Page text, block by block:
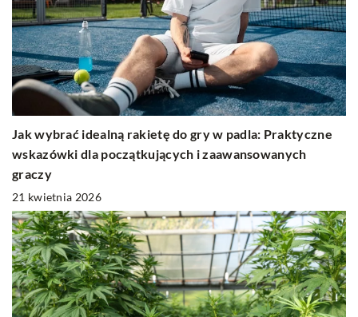
Jak wybrać idealną rakietę do gry w padla: Praktyczne
wskazówki dla początkujących i zaawansowanych
graczy
21 kwietnia 2026